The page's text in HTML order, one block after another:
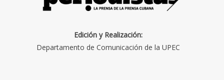
Edición y Realización:
Departamento de Comunicación de la UPEC